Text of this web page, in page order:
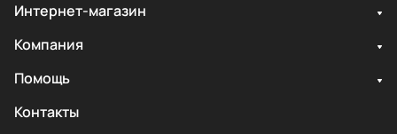
Интернет-магазин
Компания
Помощь
Контакты